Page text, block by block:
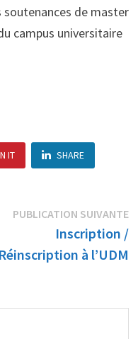
soutenances de master
campus universitaire
IT SHARE
PUBLICATION SUIVANTE
Inscription /
Réinscription à l’UDM